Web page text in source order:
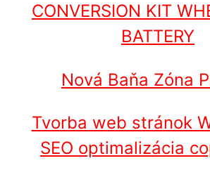
CONVERSION KIT
BATTERY
Nová Baňa Zóna
Tvorba web stránok
SEO optimalizácia